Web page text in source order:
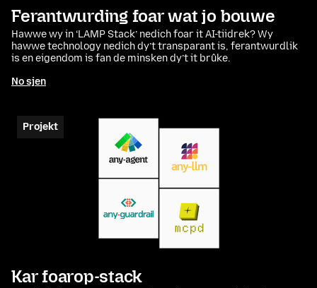
Ferantwurding foar wat jo bouwe
Hawwe wy in ‘LAMP Stack’ nedich foar it AI-tiidrek? Wy
hawwe technology nedich dy’t transparant is, ferantwurdlik
is en eigendom is fan de minsken dy’t it brûke.
No sjen
Kar foarop-stack
Projekt